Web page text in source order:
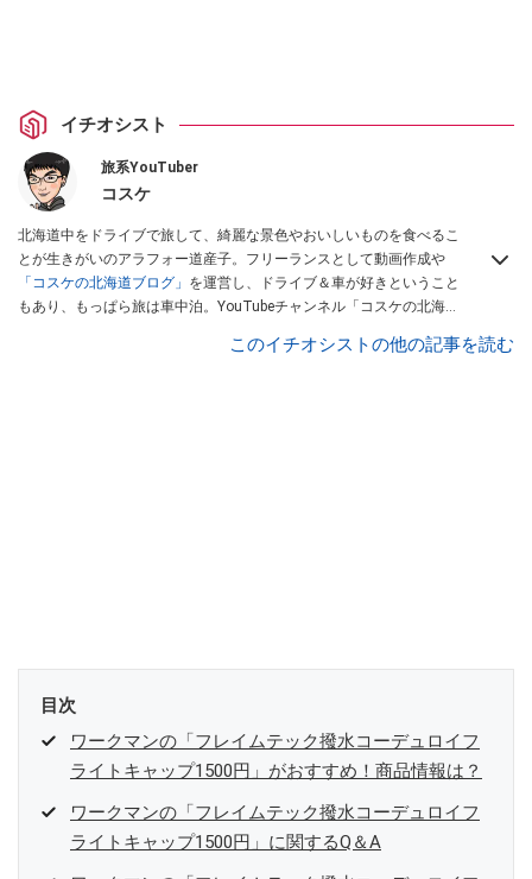
イチオシスト
旅系YouTuber
コスケ
北海道中をドライブで旅して、綺麗な景色やおいしいものを食べるこ
とが生きがいのアラフォー道産子。フリーランスとして動画作成や
「コスケの北海道ブログ」 を運営し、ドライブ＆車が好きということ
もあり、もっぱら旅は車中泊。YouTubeチャンネル「コスケの北海道
子、旅だけではなく車のレポートなども配信中。このイチオシストの他の記事を読む
目次
ワークマンの「フレイムテック撥水コーデュロイフ
ライトキャップ1500円」がおすすめ！商品情報は？
ワークマンの「フレイムテック撥水コーデュロイフ
ライトキャップ1500円」に関するQ＆A